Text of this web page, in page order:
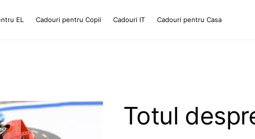
EL Cadouri pentru Copii Cadouri IT Cadouri pentru Casa
Totul